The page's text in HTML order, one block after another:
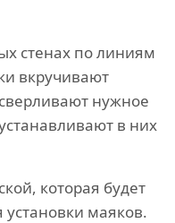
стенах по линиям
вкручивают
нужное
в них
которая будет
маяков.